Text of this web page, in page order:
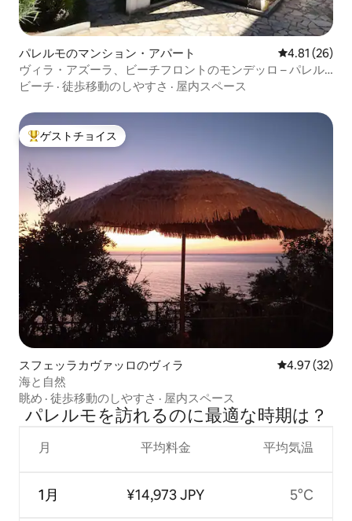
パレルモのマンション・アパート レビュー26
4.81 (26)
ヴィラ・アズーラ、ビーチフロントのモンデッロ – パレル
モ
ビーチ · 徒歩移動のしやすさ · 屋内スペース
大好評のゲストチョイスです。
ゲストチョイス
スフェッラカヴァッロのヴィラ レビュー32
4.97 (32)
海と自然
眺め · 徒歩移動のしやすさ · 屋内スペース
パレルモを訪⁠れ⁠るの⁠に最⁠適⁠な時⁠期⁠は⁠？
月
1月
平均料金
¥14,973 JPY
平均気温
5°C